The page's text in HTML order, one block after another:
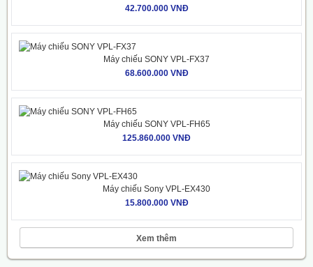
42.700.000 VNĐ
Máy chiếu SONY VPL-FX37
68.600.000 VNĐ
Máy chiếu SONY VPL-FH65
125.860.000 VNĐ
Máy chiếu Sony VPL-EX430
15.800.000 VNĐ
Xem thêm